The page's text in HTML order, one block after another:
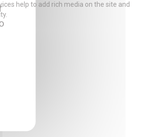
help to add rich media on the site and